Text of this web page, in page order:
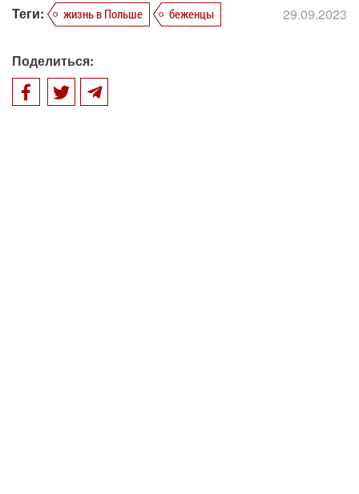
Теги: жизнь в Польше беженцы 29.09.2023
Поделиться: